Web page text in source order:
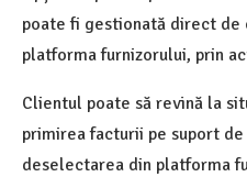
poate fi gestionată direct de
platforma furnizorului, prin
Clientul poate să revină la
primirea facturii pe suport
deselectarea din platforma